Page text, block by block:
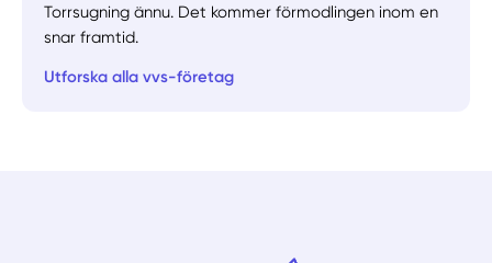
Manuellt Få hjälp
Välj tillvägagångssätt
Torrsugning ännu. Det kommer förmodlingen inom en
snar framtid.
Utforska alla vvs-företag